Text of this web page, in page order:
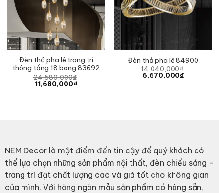
Đèn thả pha lê trang trí
thông tầng 18 bóng 83692
24,580,000₫
Original
price
11,680,000₫Current
Đèn thả pha lê 84900
14,040,000₫
Original
price
6,670,000₫Current
NEM Decor là một điểm đến tin cậy để quý khách có
thể lựa chọn những sản phẩm nội thất, đèn chiếu sáng -
trang trí đạt chất lượng cao và giá tốt cho không gian
của mình. Với hàng ngàn mẫu sản phẩm có hàng sẵn,